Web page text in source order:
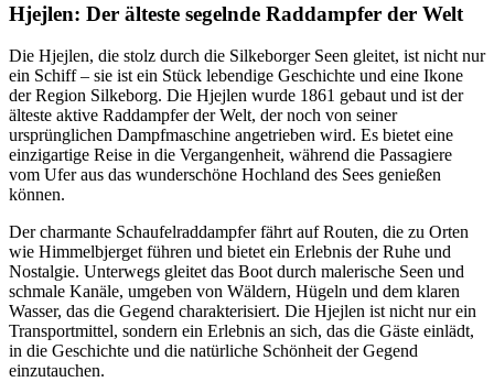
Hjejlen: Der älteste segelnde Raddampfer der Welt
Die Hjejlen, die stolz durch die Silkeborger Seen gleitet, ist nicht nur
ein Schiff – sie ist ein Stück lebendige Geschichte und eine Ikone
der Region Silkeborg. Die Hjejlen wurde 1861 gebaut und ist der
älteste aktive Raddampfer der Welt, der noch von seiner
ursprünglichen Dampfmaschine angetrieben wird. Es bietet eine
einzigartige Reise in die Vergangenheit, während die Passagiere
vom Ufer aus das wunderschöne Hochland des Sees genießen
können.
Der charmante Schaufelraddampfer fährt auf Routen, die zu Orten
wie Himmelbjerget führen und bietet ein Erlebnis der Ruhe und
Nostalgie. Unterwegs gleitet das Boot durch malerische Seen und
schmale Kanäle, umgeben von Wäldern, Hügeln und dem klaren
Wasser, das die Gegend charakterisiert. Die Hjejlen ist nicht nur ein
Transportmittel, sondern ein Erlebnis an sich, das die Gäste einlädt,
in die Geschichte und die natürliche Schönheit der Gegend
einzutauchen.